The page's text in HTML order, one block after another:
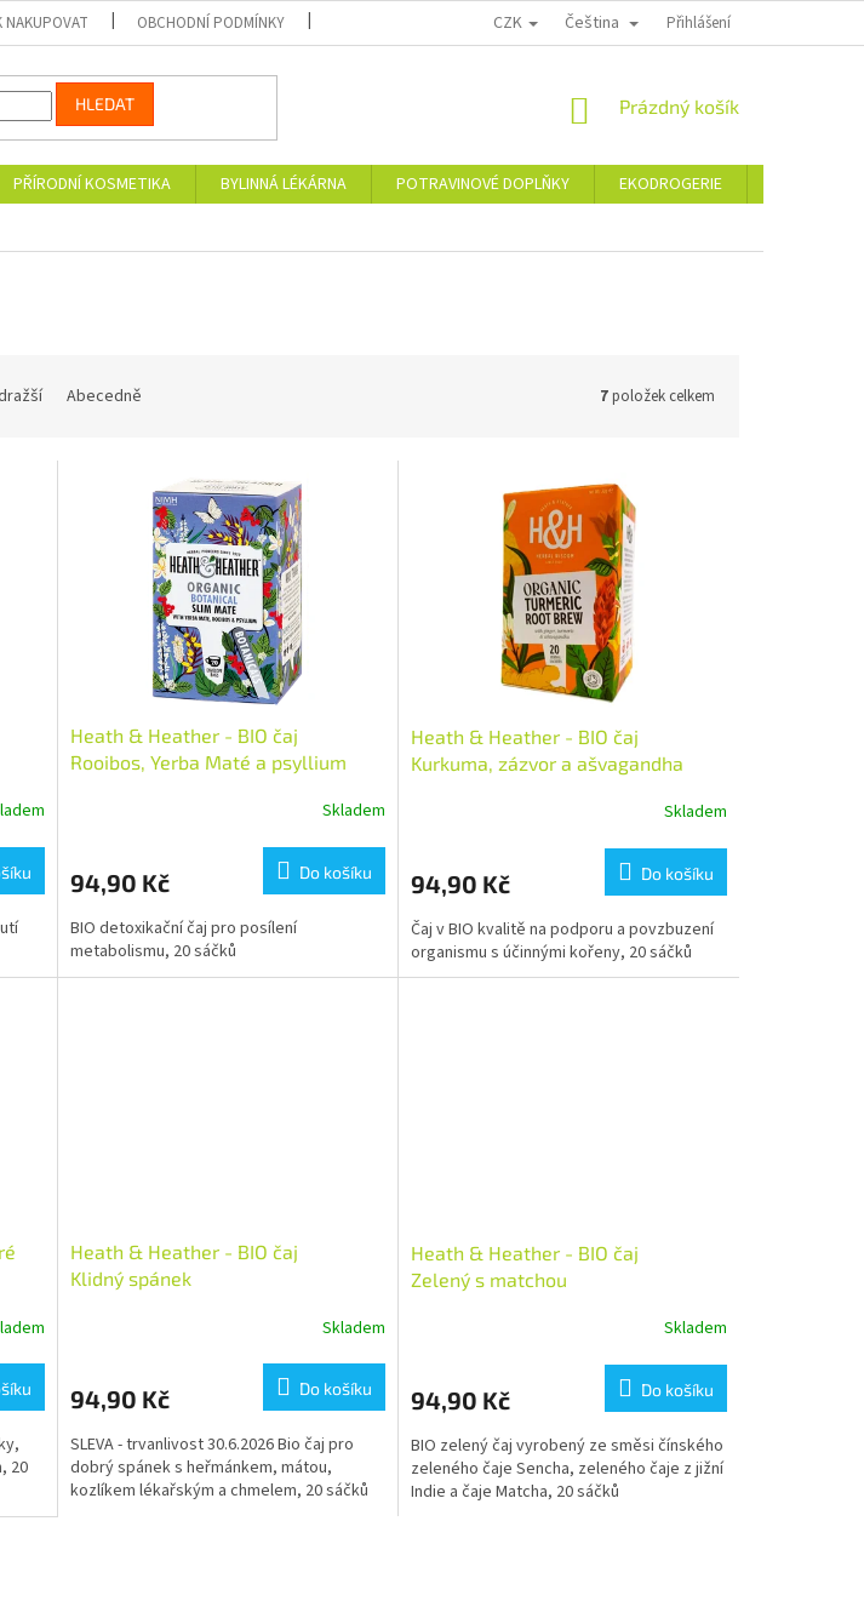
NAKUPOVAT OBCHODNÍ PODMÍNKY PODMÍNKY OCHRANY OSOBNÍCH ÚDAJŮ MOJE OBJEDNÁVKA
CZK Čeština Přihlášení
HLEDAT
NÁKUPNÍ
Prázdný košík
PŘÍRODNÍ KOSMETIKA BYLINNÁ LÉKÁRNA POTRAVINOVÉ DOPLŇKY EKODROGERIE
Abecedně 7položek celkem
Heath & Heather - BIO čaj
Rooibos, Yerba Maté a psyllium
Skladem
94,90 Kč Do košíku
BIO detoxikační čaj pro posílení
metabolismu, 20 sáčků
Heath & Heather - BIO čaj
Kurkuma, zázvor a ašvagandha
Skladem
94,90 Kč Do košíku
Čaj v BIO kvalitě na podporu a povzbuzení
organismu s účinnými kořeny, 20 sáčků
20
Heath & Heather - BIO čaj
Klidný spánek
Skladem
94,90 Kč Do košíku
SLEVA - trvanlivost 30.6.2026 Bio čaj pro
dobrý spánek s heřmánkem, mátou,
kozlíkem lékařským a chmelem, 20 sáčků
Heath & Heather - BIO čaj
Zelený s matchou
Skladem
94,90 Kč Do košíku
BIO zelený čaj vyrobený ze směsi čínského
zeleného čaje Sencha, zeleného čaje z jižní
Indie a čaje Matcha, 20 sáčků